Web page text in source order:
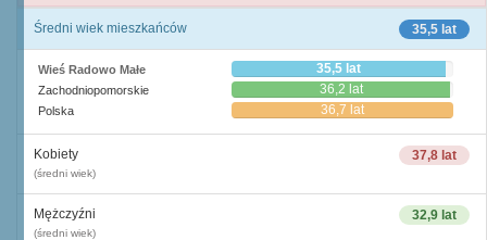
35,5 lat
Średni wiek mieszkańców
Wieś Radowo Małe 35,5 lat
Zachodniopomorskie 36,2 lat
Polska 36,7 lat
37,8 lat
Kobiety
(średni wiek)
32,9 lat
Mężczyźni
(średni wiek)